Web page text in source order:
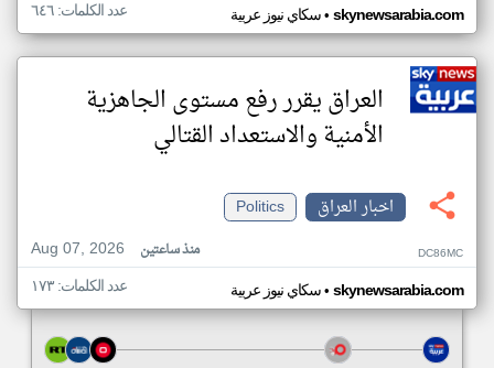
سكاي نيوز عربية• skynewsarabia.com عدد الكلمات: ٦٤٦
العراق يقرر رفع مستوى الجاهزية
الأمنية والاستعداد القتالي
اخبار العراق
Politics
Aug 07, 2026
منذ ساعتين DC86MC
سكاي نيوز عربية• skynewsarabia.com عدد الكلمات: ١٧٣